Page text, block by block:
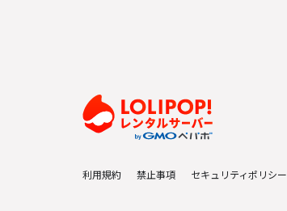
利用規約 禁止事項 セキュリティポリシー